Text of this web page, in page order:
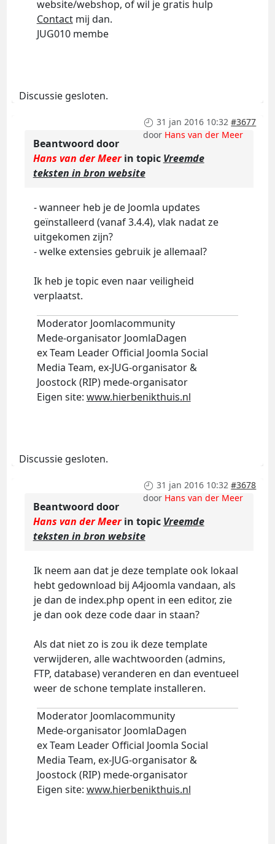
website/webshop, of wil je gratis hulp
Contactmij dan.
JUG010 membe
Discussie gesloten.
31 jan 2016 10:32 #3677
door Hans van der Meer
Beantwoord door
Hans van der Meerin topic Vreemde
teksten in bron website
- wanneer heb je de Joomla updates
geïnstalleerd (vanaf 3.4.4), vlak nadat ze
uitgekomen zijn?
- welke extensies gebruik je allemaal?
Ik heb je topic even naar veiligheid
verplaatst.
Moderator Joomlacommunity
Mede-organisator JoomlaDagen
ex Team Leader Official Joomla Social
Media Team, ex-JUG-organisator &
Joostock (RIP) mede-organisator
Eigen site: www.hierbenikthuis.nl
Discussie gesloten.
31 jan 2016 10:32 #3678
door Hans van der Meer
Beantwoord door
Hans van der Meerin topic Vreemde
teksten in bron website
Ik neem aan dat je deze template ook lokaal
hebt gedownload bij A4joomla vandaan, als
je dan de index.php opent in een editor, zie
je dan ook deze code daar in staan?
Als dat niet zo is zou ik deze template
verwijderen, alle wachtwoorden (admins,
FTP, database) veranderen en dan eventueel
weer de schone template installeren.
Moderator Joomlacommunity
Mede-organisator JoomlaDagen
ex Team Leader Official Joomla Social
Media Team, ex-JUG-organisator &
Joostock (RIP) mede-organisator
Eigen site: www.hierbenikthuis.nl